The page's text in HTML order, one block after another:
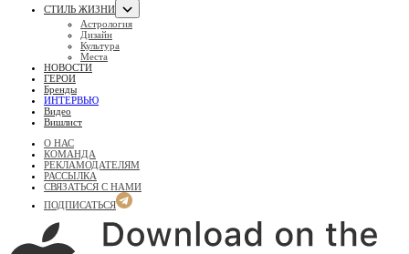
СТИЛЬ ЖИЗНИ
Астрология
Дизайн
Культура
Места
НОВОСТИ
ГЕРОИ
Бренды
ИНТЕРВЬЮ
Видео
Вишлист
О НАС
КОМАНДА
РЕКЛАМОДАТЕЛЯМ
РАССЫЛКА
СВЯЗАТЬСЯ С НАМИ
ПОДПИСАТЬСЯ